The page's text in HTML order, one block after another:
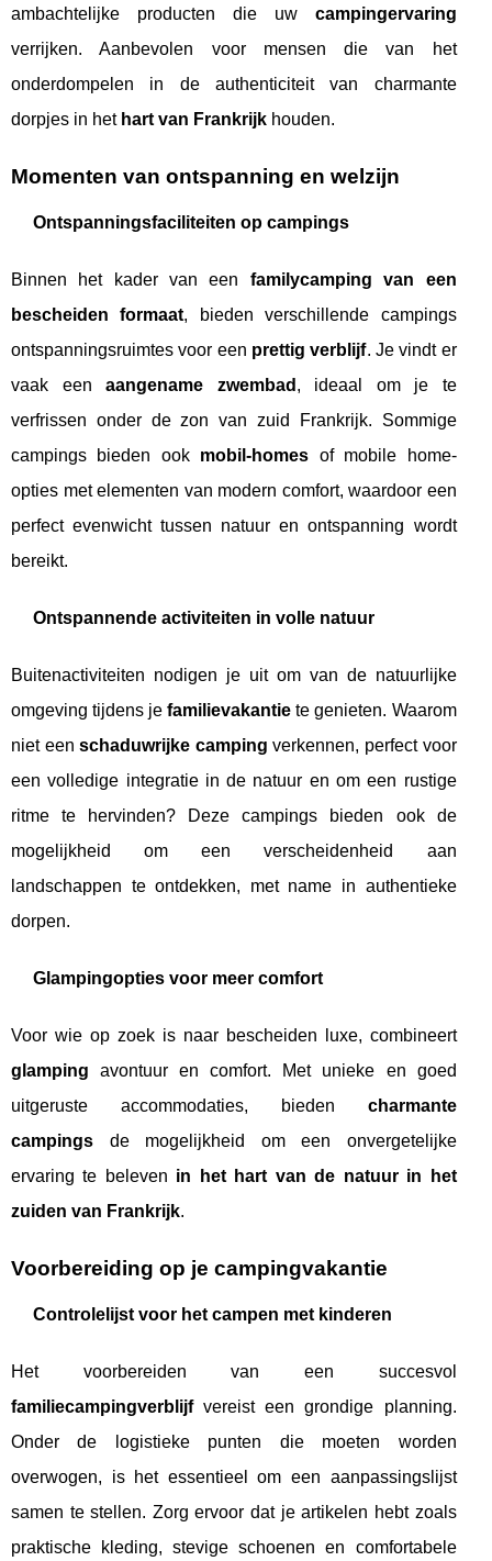
ambachtelijke producten die uw campingervaring
verrijken. Aanbevolen voor mensen die van het
onderdompelen in de authenticiteit van charmante
dorpjes in het hart van Frankrijk houden.
Momenten van ontspanning en welzijn
Ontspanningsfaciliteiten op campings
Binnen het kader van een familycamping van een
bescheiden formaat, bieden verschillende campings
ontspanningsruimtes voor een prettig verblijf. Je vindt er
vaak eenaangename zwembad , ideaal om je te
verfrissen onder de zon van zuid Frankrijk. Sommige
campings bieden ook mobil-homes of mobile home-
opties met elementen van modern comfort, waardoor een
perfect evenwicht tussen natuur en ontspanning wordt
bereikt.
Ontspannende activiteiten in volle natuur
Buitenactiviteiten nodigen je uit om van de natuurlijke
omgeving tijdens jefamilievakantie te genieten. Waarom
niet eenschaduwrijke camping verkennen, perfect voor
een volledige integratie in de natuur en om een rustige
ritme te hervinden? Deze campings bieden ook de
mogelijkheid om een verscheidenheid aan
landschappen te ontdekken, met name in authentieke
dorpen.
Glampingopties voor meer comfort
Voor wie op zoek is naar bescheiden luxe, combineert
glamping avontuur en comfort. Met unieke en goed
uitgeruste accommodaties, bieden charmante
campings de mogelijkheid om een onvergetelijke
ervaring te beleven in het hart van de natuur in het
zuiden van Frankrijk.
Voorbereiding op je campingvakantie
Controlelijst voor het campen met kinderen
Het voorbereiden van een succesvol
familiecampingverblijfvereist een grondige planning.
Onder de logistieke punten die moeten worden
overwogen, is het essentieel om een aanpassingslijst
samen te stellen. Zorg ervoor dat je artikelen hebt zoals
praktische kleding, stevige schoenen en comfortabele